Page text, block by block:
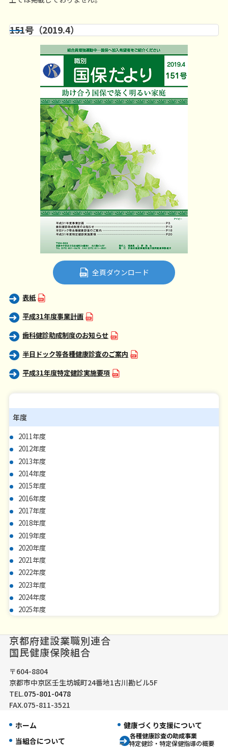
151号（2019.4）
全頁ダウンロード
表紙
平成31年度事業計画
歯科健診助成制度のお知らせ
半日ドック等各種健康診査のご案内
平成31年度特定健診実施要項
年度
2011年度
2012年度
2013年度
2014年度
2015年度
2016年度
2017年度
2018年度
2019年度
2020年度
2021年度
2022年度
2023年度
2024年度
2025年度
京都府建設業職別連合
国民健康保険組合
〒604-8804
京都市中京区壬生坊城町24番地1古川勘ビル5F
TEL.075-801-0478
FAX.075-811-3521
ホーム
当組合について
健康づくり支援について
各種健康診査の助成事業
特定健診・特定保健指導の概要